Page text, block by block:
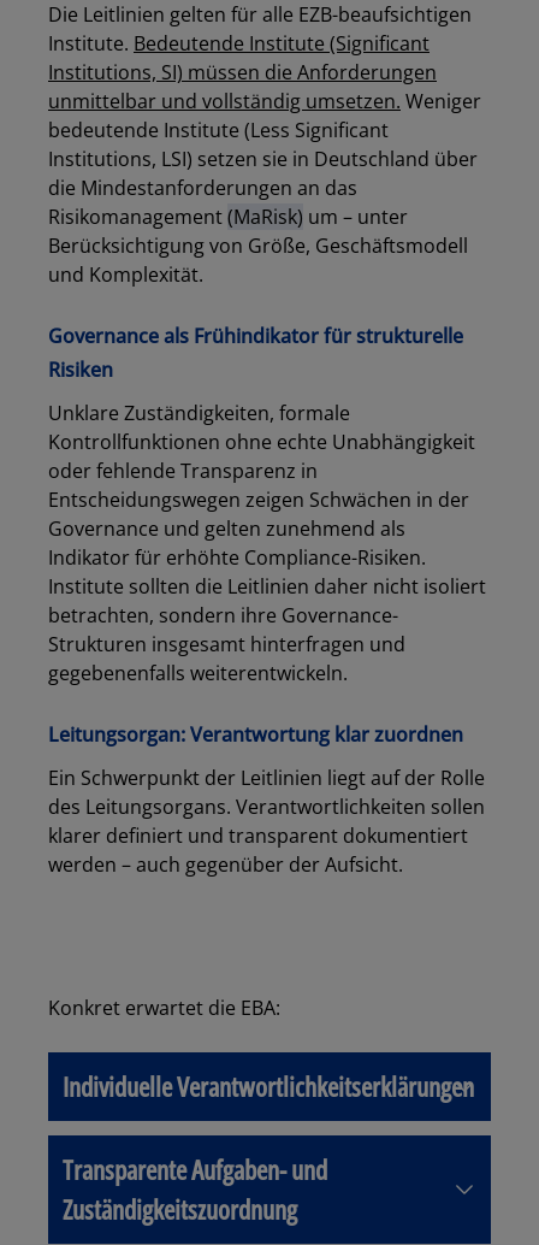
Die Leitlinien gelten für alle EZB-beaufsichtigen
Institute. Bedeutende Institute (Significant
Institutions, SI) müssen die Anforderungen
unmittelbar und vollständig umsetzen. Weniger
bedeutende Institute (Less Significant
Institutions, LSI) setzen sie in Deutschland über
die Mindestanforderungen an das
Risikomanagement(MaRisk) um – unter
Berücksichtigung von Größe, Geschäftsmodell
und Komplexität.
Governance als Frühindikator für strukturelle
Risiken
Unklare Zuständigkeiten, formale
Kontrollfunktionen ohne echte Unabhängigkeit
oder fehlende Transparenz in
Entscheidungswegen zeigen Schwächen in der
Governance und gelten zunehmend als
Indikator für erhöhte Compliance-Risiken.
Institute sollten die Leitlinien daher nicht isoliert
betrachten, sondern ihre Governance-
Strukturen insgesamt hinterfragen und
gegebenenfalls weiterentwickeln.
Leitungsorgan: Verantwortung klar zuordnen
Ein Schwerpunkt der Leitlinien liegt auf der Rolle
des Leitungsorgans. Verantwortlichkeiten sollen
klarer definiert und transparent dokumentiert
werden – auch gegenüber der Aufsicht.
Konkret erwartet die EBA:
Individuelle Verantwortlichkeitserklärungen
Transparente Aufgaben- und
Zuständigkeitszuordnung